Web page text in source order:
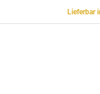
Lieferbar